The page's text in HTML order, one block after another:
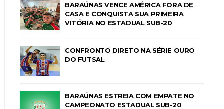
BARAÚNAS VENCE AMÉRICA FORA DE
CASA E CONQUISTA SUA PRIMEIRA
VITÓRIA NO ESTADUAL SUB-20
CONFRONTO DIRETO NA SÉRIE OURO
DO FUTSAL
BARAÚNAS ESTREIA COM EMPATE NO
CAMPEONATO ESTADUAL SUB-20